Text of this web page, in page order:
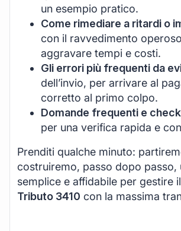
un esempio pratico.
Come rimediare a ritardi o
con il ravvedimento
aggravare tempi e costi.
Gli errori più frequenti da
dell’invio, per arrivare al
corretto al primo colpo.
Domande frequenti e
per una verifica rapida e
Prenditi qualche minuto:
costruiremo, passo dopo passo,
semplice e affidabile per gestire il
Tributo 3410 con la massima